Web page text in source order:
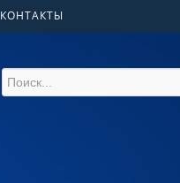
КОНТАКТЫ